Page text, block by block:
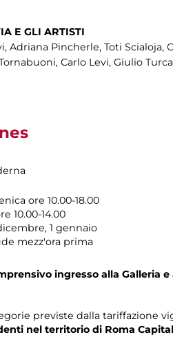
E GLI ARTISTI
Adriana Pincherle, Toti Scialoja,
Carlo Levi, Giulio
ore 10.00-18.00
10.00-14.00
1 gennaio
mezz'ora prima
ingresso alla Galleria e
previste dalla tariffazione
nel territorio di Roma